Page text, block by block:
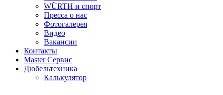
WÜRTH и спорт
Пресса о нас
Фотогалерея
Видео
Вакансии
Контакты
Master Сервис
Дюбельтехника
Калькулятор